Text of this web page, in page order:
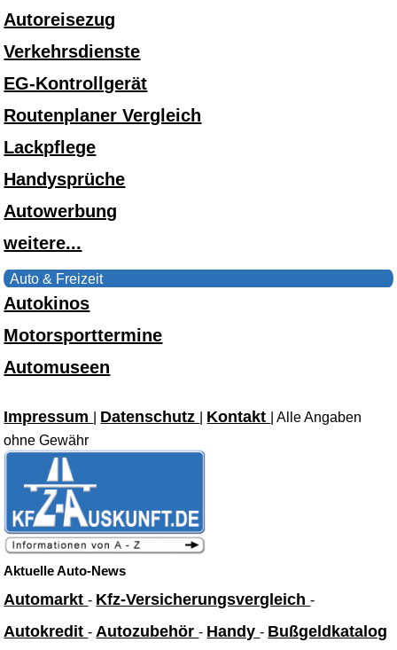
Autoreisezug
Verkehrsdienste
EG-Kontrollgerät
Routenplaner Vergleich
Lackpflege
Handysprüche
Autowerbung
weitere...
Auto & Freizeit
Autokinos
Motorsporttermine
Automuseen
Impressum Datenschutz Kontakt
| Alle Angaben
ohne Gewähr
Aktuelle Auto-News
Automarkt- Kfz-Versicherungsvergleich-
Autokredit- Autozubehör- Handy- Bußgeldkatalog